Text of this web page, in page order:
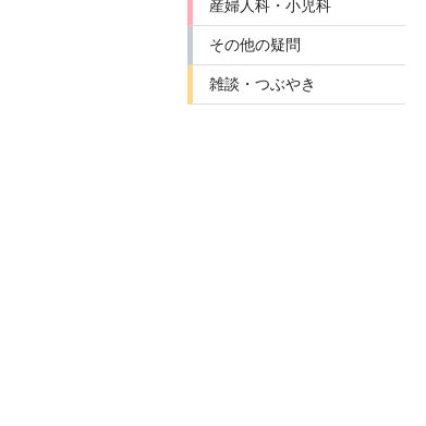
産婦人科・小児科
その他の疑問
雑談・つぶやき